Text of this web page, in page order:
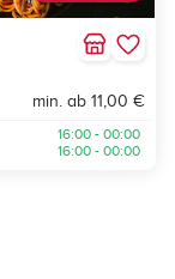
min. ab 11,00 €
16:00 - 00:00
16:00 - 00:00